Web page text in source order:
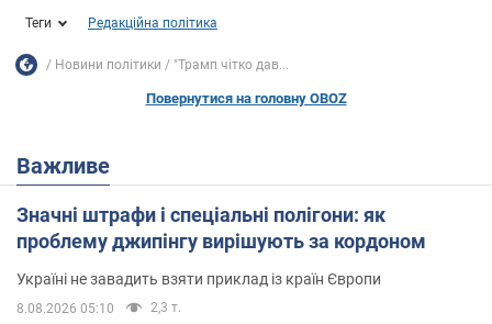
Теги Редакційна політика
Новини політики "Трамп чітко дав...
Повернутися на головну OBOZ
Важливе
Значні штрафи і спеціальні полігони: як
проблему джипінгу вирішують за кордоном
Україні не завадить взяти приклад із країн Європи
8.08.2026 05:10 2,3 т.